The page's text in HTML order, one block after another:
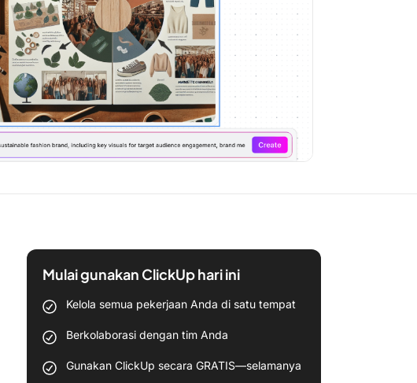
Mulai gunakan ClickUp hari ini
Kelola semua pekerjaan Anda di satu tempat
Berkolaborasi dengan tim Anda
Gunakan ClickUp secara GRATIS—selamanya